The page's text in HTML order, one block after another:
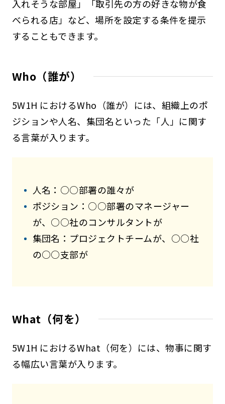
入れそうな部屋」「取引先の方の好きな物が食
べられる店」など、場所を設定する条件を提示
することもできます。
Who（誰が）
5W1H におけるWho（誰が）には、組織上のポ
ジションや人名、集団名といった「人」に関す
る言葉が入ります。
人名：○○部署の誰々が
ポジション：○○部署のマネージャー
が、○○社のコンサルタントが
集団名：プロジェクトチームが、○○社
の○○支部が
What（何を）
5W1H におけるWhat（何を）には、物事に関す
る幅広い言葉が入ります。